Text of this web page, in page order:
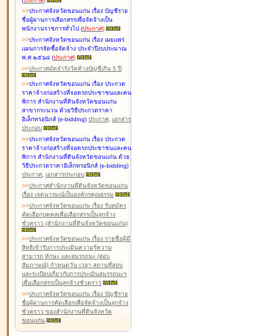
>>ประกาศจังหวัดขอนแก่น เรื่อง บัญชีราย
ชื่อผู้ผ่านการเลือกสรรเพื่อจัดจ้างเป็น
พนักงานราชการทั่วไป (ประกาศ)
>>ประกาศจังหวัดขอนแก่น เรื่อง เผยแพร่
แผนการจัดซื้อจัดจ้าง ประจำปีงบประมาณ
พ.ศ.๒๕๖๘ (ประกาศ)
>>ประกาศมัดจำรังวัดค้างบัญชีเกิน 5 ปี
>>ประกาศจังหวัดขอนแก่น เรื่อง ประกวด
ราคาจ้างก่อสร้างที่จอดรถประชาชนและคน
พิการ สำนักงานที่ดินจังหวัดขอนแก่น
สาขากระนวน ด้วยวิธีประกวดราคา
อิเล็กทรอนิกส์ (e-bidding) ประกาศ, เอกสาร
ประกอบ
>>ประกาศจังหวัดขอนแก่น เรื่อง ประกวด
ราคาจ้างก่อสร้างที่จอดรถประชาชนและคน
พิการ สำนักงานที่ดินจังหวัดขอนแก่น ด้วย
วิธีประกวดราคาอิเล็กทรอนิกส์ (e-bidding)
ประกาศ, เอกสารประกอบ
>>ประกาศสำนักงานที่ดินจังหวัดขอนแก่น
เรื่อง เจตนารมณ์เป็นองค์กรคุณธรรม
>>ประกาศจังหวัดขอนแก่น เรื่อง รับสมัคร
คัดเลือกบุคคลเพื่อเลือกสรรเป็นลูกจ้าง
ชั่วคราว (สำนักงานที่ดินจังหวัดขอนแก่น)
>>ประกาศจังหวัดขอนแก่น เรื่อง รายชื่อผู้มี
สิทธิเข้ารับการประเมินความรู้ความ
สามารถ ทักษะ และสมรรถนะ (สอบ
สัมภาษณ์) กำหนดวัน เวลา สถานที่สอบ
และระเบียบเกี่ยวกับการประเมินสมรรถนะฯ
เพื่อเลือกสรรเป็นลูกจ้างชั่วคราว
>>ประกาศจังหวัดขอนแก่น เรื่อง บัญชีราย
ชื่อผู้ผ่านการคัดเลือกเพื่อจัดจ้างเป็นลูกจ้าง
ชั่วคราว ของสำนักงานที่ดินจังหวัด
ขอนแก่น